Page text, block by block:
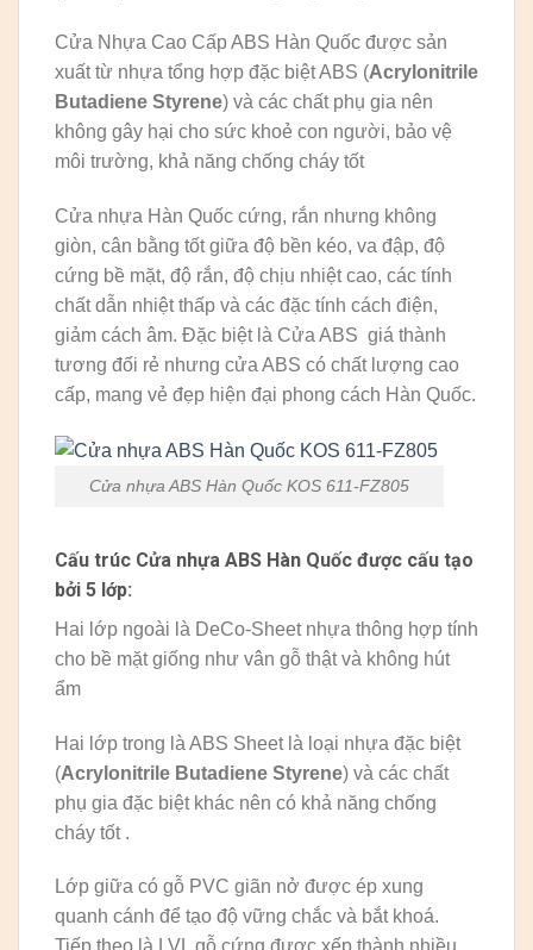
Cửa Nhựa Cao Cấp ABS Hàn Quốc được sản
xuất từ nhựa tổng hợp đặc biệt ABS (Acrylonitrile
Butadiene Styrene) và các chất phụ gia nên
không gây hại cho sức khoẻ con người, bảo vệ
môi trường, khả năng chống cháy tốt
Cửa nhựa Hàn Quốc cứng, rắn nhưng không
giòn, cân bằng tốt giữa độ bền kéo, va đập, độ
cứng bề mặt, độ rắn, độ chịu nhiệt cao, các tính
chất dẫn nhiệt thấp và các đặc tính cách điện,
giảm cách âm. Đặc biệt là Cửa ABS giá thành
tương đối rẻ nhưng cửa ABS có chất lượng cao
cấp, mang vẻ đẹp hiện đại phong cách Hàn Quốc.
Cửa nhựa ABS Hàn Quốc KOS 611-FZ805
Cấu trúc Cửa nhựa ABS Hàn Quốc được cấu tạo
bởi 5 lớp:
Hai lớp ngoài là DeCo-Sheet nhựa thông hợp tính
cho bề mặt giống như vân gỗ thật và không hút
ẩm
Hai lớp trong là ABS Sheet là loại nhựa đặc biệt
(Acrylonitrile Butadiene Styrene) và các chất
phụ gia đặc biệt khác nên có khả năng chống
cháy tốt .
Lớp giữa có gỗ PVC giãn nở được ép xung
quanh cánh để tạo độ vững chắc và bắt khoá.